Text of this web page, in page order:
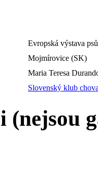
Evropská výstava psů
Mojmírovice (SK)
Maria Teresa
Slovenský klub
(nejsou